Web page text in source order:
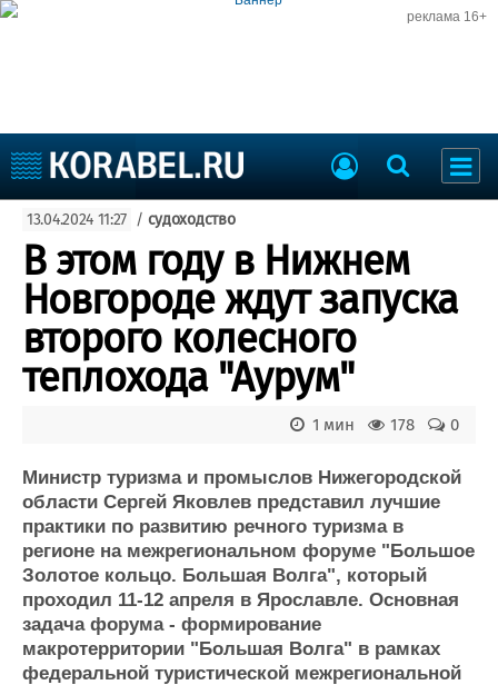
реклама 16+
Судоходство
Судоремонт
События
Пресс-релизы
Порты
ВМФ
Образование
Яхты и катера
Еще
Пульс
Новости
Компании
Репутация
Работа
Крюинг
Журнал
Реклама
Доска объявлений
Продажа флота
Оборудование
Изделия
Материалы
Услуги
13.04.2024 11:27 / судоходство
В этом году в Нижнем
Новгороде ждут запуска
второго колесного
теплохода "Аурум"
0
178
1 мин
Министр туризма и промыслов Нижегородской
области Сергей Яковлев представил лучшие
практики по развитию речного туризма в
регионе на межрегиональном форуме "Большое
Золотое кольцо. Большая Волга", который
проходил 11-12 апреля в Ярославле. Основная
задача форума - формирование
макротерритории "Большая Волга" в рамках
федеральной туристической межрегиональной